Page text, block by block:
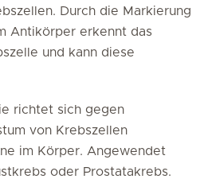
Durch die Markierung
Antikörper erkennt das
und kann diese
richtet sich gegen
von Krebszellen
im Körper. Angewendet
oder Prostatakrebs.